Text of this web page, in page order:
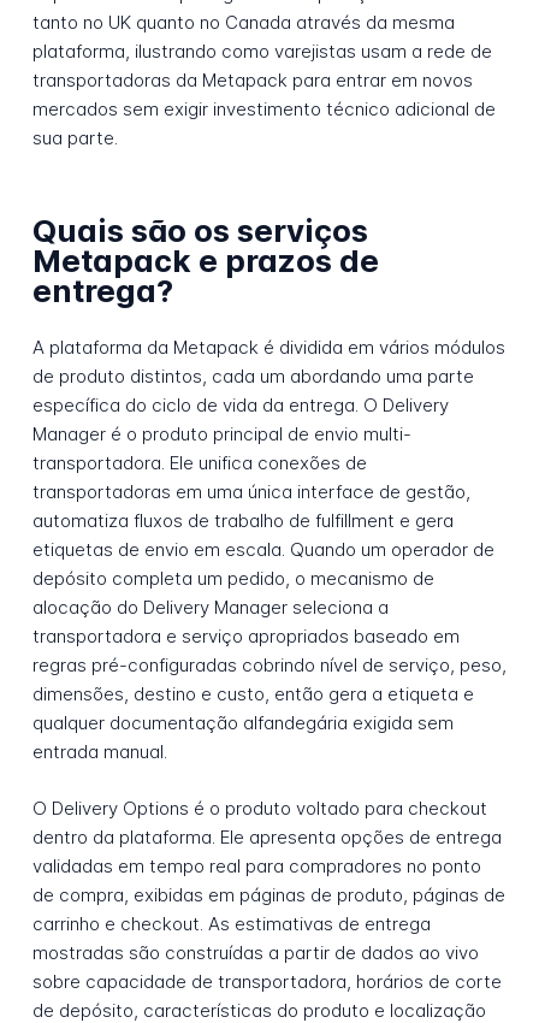
tanto no UK quanto no Canada através da mesma
plataforma, ilustrando como varejistas usam a rede de
transportadoras da Metapack para entrar em novos
mercados sem exigir investimento técnico adicional de
sua parte.
Quais são os serviços
Metapack e prazos de
entrega?
A plataforma da Metapack é dividida em vários módulos
de produto distintos, cada um abordando uma parte
específica do ciclo de vida da entrega. O Delivery
Manager é o produto principal de envio multi-
transportadora. Ele unifica conexões de
transportadoras em uma única interface de gestão,
automatiza fluxos de trabalho de fulfillment e gera
etiquetas de envio em escala. Quando um operador de
depósito completa um pedido, o mecanismo de
alocação do Delivery Manager seleciona a
transportadora e serviço apropriados baseado em
regras pré-configuradas cobrindo nível de serviço, peso,
dimensões, destino e custo, então gera a etiqueta e
qualquer documentação alfandegária exigida sem
entrada manual.
O Delivery Options é o produto voltado para checkout
dentro da plataforma. Ele apresenta opções de entrega
validadas em tempo real para compradores no ponto
de compra, exibidas em páginas de produto, páginas de
carrinho e checkout. As estimativas de entrega
mostradas são construídas a partir de dados ao vivo
sobre capacidade de transportadora, horários de corte
de depósito, características do produto e localização